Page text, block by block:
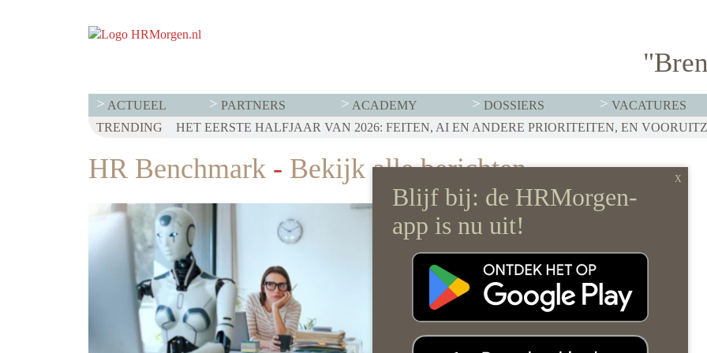
ACTUEEL PARTNERS ACADEMY DOSSIERS VACATURES
TRENDING WET LOONTRANSPARANTIE: DIT MOET HR NU AL REGELEN
HET EERSTE HALFJAAR VAN 2026: FEITEN, AI EN ANDERE PRIORITEITEN, EN
VOOR EEN SUCCESVOL RESERVISTENBELEID HOEF JE JE ORGANISATIE NIET OP Z’N
HR Benchmark - Bekijk alle berichten